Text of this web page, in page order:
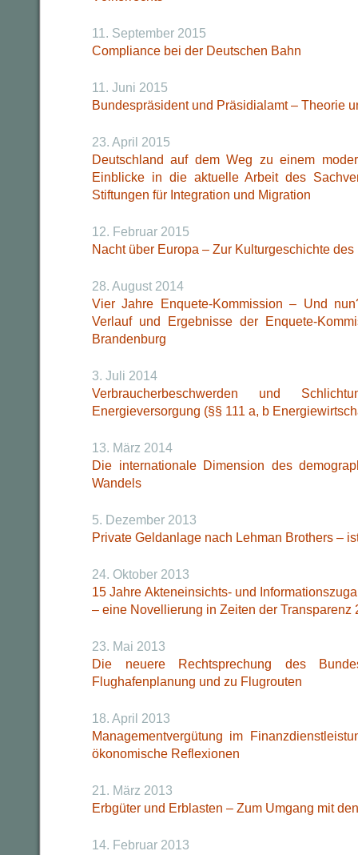
11. September 2015
Compliance bei der Deutschen Bahn
11. Juni 2015
Bundespräsident und Präsidialamt – Theorie
23. April 2015
Deutschland auf dem Weg zu einem
Einblicke in die aktuelle Arbeit des
Stiftungen für Integration und Migration
12. Februar 2015
Nacht über Europa – Zur Kulturgeschichte
28. August 2014
Vier Jahre Enquete-Kommission – Und
Verlauf und Ergebnisse der Enquete-
Brandenburg
3. Juli 2014
Verbraucherbeschwerden und
Energieversorgung (§§ 111 a, b
13. März 2014
Die internationale Dimension des
Wandels
5. Dezember 2013
Private Geldanlage nach Lehman Brothers –
24. Oktober 2013
15 Jahre Akteneinsichts- und
– eine Novellierung in Zeiten der Transparenz
23. Mai 2013
Die neuere Rechtsprechung des
Flughafenplanung und zu Flugrouten
18. April 2013
Managementvergütung im
ökonomische Reflexionen
21. März 2013
Erbgüter und Erblasten – Zum Umgang mit
14. Februar 2013